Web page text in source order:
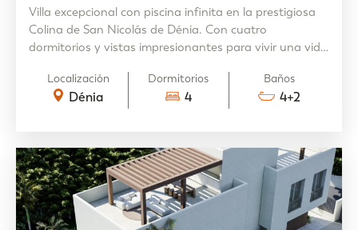
Villa excepcional con piscina infinita en la prestigiosa
Colina de San Nicolás de Dénia. Con cuatro
dormitorios y vistas impresionantes para vivir una vida
Localización
Dénia
Dormitorios
4
Baños
4+2